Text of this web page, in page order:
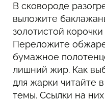
В сковороде
выложите
золотистой
Переложите
бумажное
лишний жир. Как
для жарки читайте
темы. Ссылки на